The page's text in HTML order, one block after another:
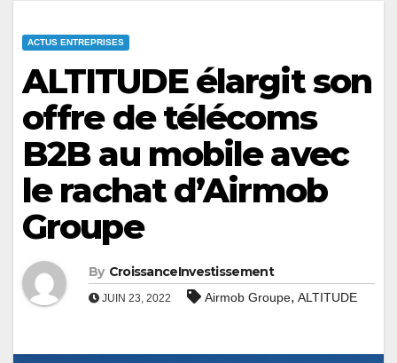
ACTUS ENTREPRISES
ALTITUDE élargit son
offre de télécoms
B2B au mobile avec
le rachat d’Airmob
Groupe
By CroissanceInvestissement
JUIN 23, 2022 Airmob Groupe, ALTITUDE